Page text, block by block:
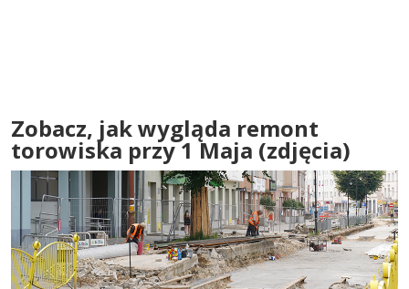
Zobacz, jak wygląda remont
torowiska przy 1 Maja (zdjęcia)